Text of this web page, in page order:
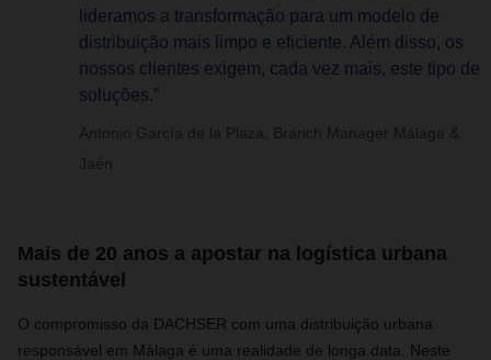
lideramos a transformação para um modelo de
distribuição mais limpo e eficiente. Além disso, os
nossos clientes exigem, cada vez mais, este tipo de
soluções.”
Antonio García de la Plaza, Branch Manager Málaga &
Jaén
Mais de 20 anos a apostar na logística urbana
sustentável
O compromisso da DACHSER com uma distribuição urbana
responsável em Málaga é uma realidade de longa data. Neste